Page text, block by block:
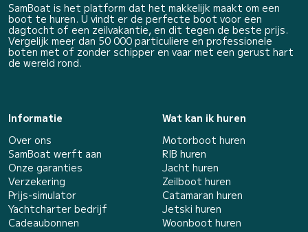
SamBoat is het platform dat het makkelijk maakt om een
boot te huren. U vindt er de perfecte boot voor een
dagtocht of een zeilvakantie, en dit tegen de beste prijs.
Vergelijk meer dan 50 000 particuliere en professionele
boten met of zonder schipper en vaar met een gerust hart
de wereld rond.
Informatie
Over ons
SamBoat werft aan
Onze garanties
Verzekering
Prijs-simulator
Yachtcharter bedrijf
Cadeaubonnen
Wat kan ik huren
Motorboot huren
RIB huren
Jacht huren
Zeilboot huren
Catamaran huren
Jetski huren
Woonboot huren